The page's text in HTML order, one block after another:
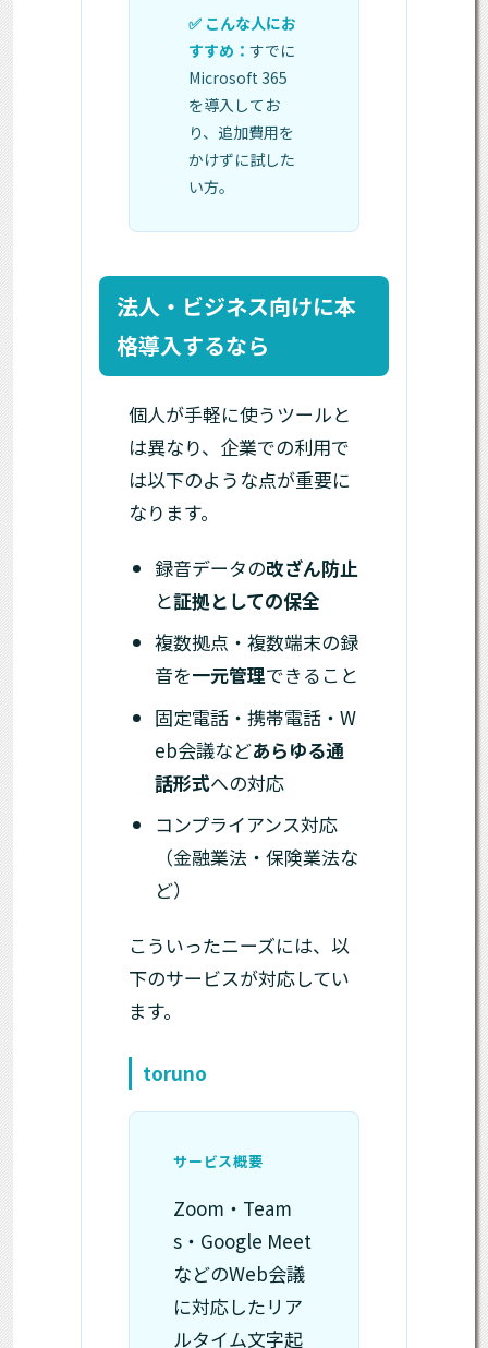
すでに
Microsoft 365
を導入してお
り、追加費用を
かけずに試した
い方。
法人・ビジネス向けに本
格導入するなら
個人が手軽に使うツールと
は異なり、企業での利用で
は以下のような点が重要に
なります。
録音データの改ざん防止
と証拠としての保全
複数拠点・複数端末の録
音を一元管理できること
固定電話・携帯電話・W
eb会議などあらゆる通
話形式への対応
コンプライアンス対応
（金融業法・保険業法な
ど）
こういったニーズには、以
下のサービスが対応してい
ます。
toruno
サービス概要
Zoom・Team
s・Google Meet
などのWeb会議
に対応したリア
ルタイム文字起